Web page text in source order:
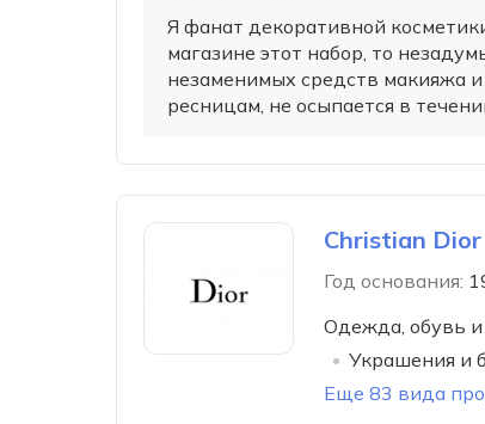
Я фанат декоративной
магазине этот набор, то
незаменимых средств макияжа
ресницам, не осыпается в
Christian Dior
Год основания:
Одежда, обувь и
Украшения и
Еще 83 вида